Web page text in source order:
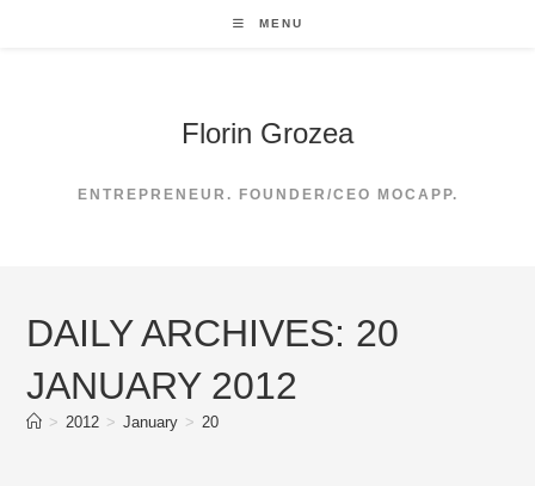
MENU
Florin Grozea
ENTREPRENEUR. FOUNDER/CEO MOCAPP.
DAILY ARCHIVES: 20
JANUARY 2012
> 2012 > January > 20